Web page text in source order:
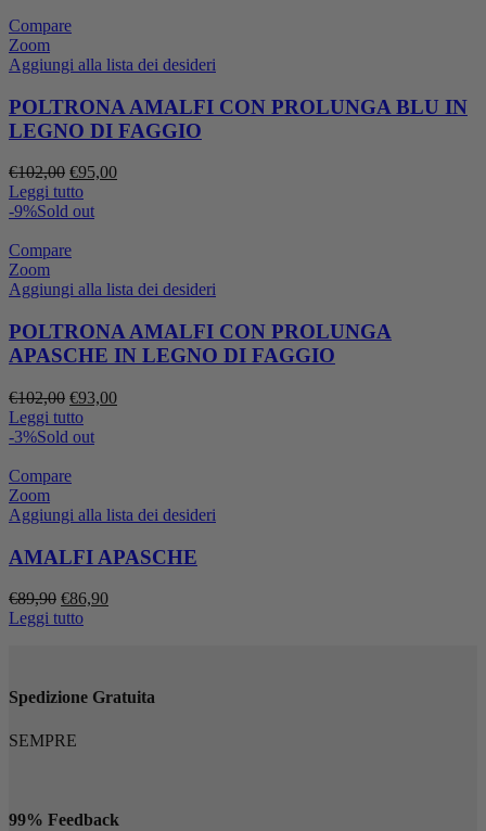
Compare
Zoom
Aggiungi alla lista dei desideri
POLTRONA AMALFI CON PROLUNGA BLU IN
LEGNO DI FAGGIO
€102,00 Il
prezzo
originale
€102,00.
€95,00Il
Leggi tutto
-9%Sold out
Compare
Zoom
Aggiungi alla lista dei desideri
POLTRONA AMALFI CON PROLUNGA
APASCHE IN LEGNO DI FAGGIO
€102,00 Il
prezzo
originale
€102,00.
€93,00Il
Leggi tutto
-3%Sold out
Compare
Zoom
Aggiungi alla lista dei desideri
AMALFI APASCHE
€89,90 Il
prezzo
€86,90Il
Leggi tutto
Spedizione Gratuita
SEMPRE
99% Feedback